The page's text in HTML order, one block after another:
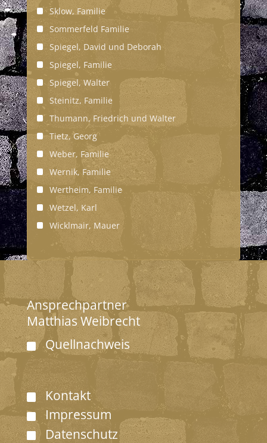
Sklow, Familie
Sommerfeld Familie
Spiegel, David und Deborah
Spiegel, Familie
Spiegel, Walter
Steinitz, Familie
Thumann, Friedrich und Walter
Tietz, Georg
Weber, Familie
Wernik, Familie
Wertheim, Familie
Wetzel, Karl
Wicklmair, Mauer
Ansprechpartner
Matthias Weibrecht
Quellnachweis
Kontakt
Impressum
Datenschutz